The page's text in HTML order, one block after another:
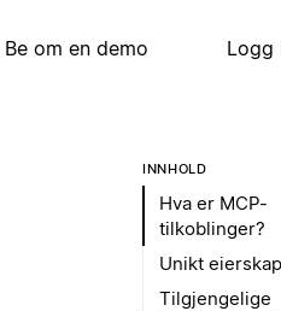
Be om en demo Logg
INNHOLD
Hva er MCP-
tilkoblinger?
Unikt eierskap
Tilgjengelige